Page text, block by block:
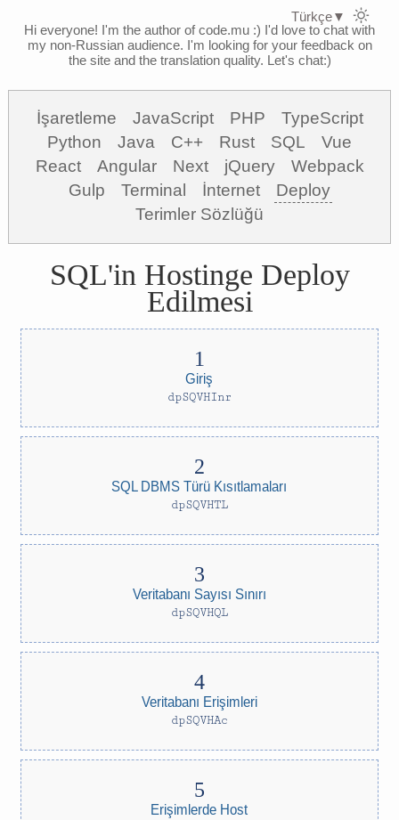
Hi everyone! I'm the author of code.mu :) I'd love to chat with
my non-Russian audience. I'm looking for your feedback on
the site and the translation quality. Let's chat:)
İşaretleme JavaScript PHP
TypeScript
Python
Java C++ Rust SQL
Vue
React
Angular Next jQuery
Webpack
Gulp
Terminal İnternet
Deploy
Terimler Sözlüğü
SQL'in Hostinge Deploy
Edilmesi
Giriş
dpSQVHInr
SQL DBMS Türü Kısıtlamaları
dpSQVHTL
Veritabanı Sayısı Sınırı
dpSQVHQL
Veritabanı Erişimleri
dpSQVHAc
Erişimlerde Host
Türkçe▼